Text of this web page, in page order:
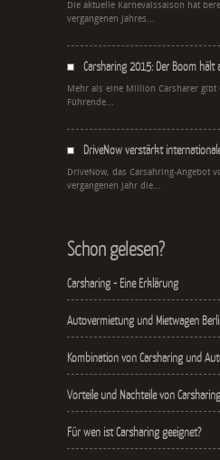
Die aktuelle Karnevalssaison hat
vergangenen Jahres...
Carsharing 2015: Der Boom hält
Mehr als eine Million Carsharer gibt
Führende...
DriveNow verstärkt
DriveNow, das Carsahring-Angebot
vergangenen Jahr die...
Schon gelesen?
Carsharing - Eine Erklärung
Autovermietung und Mietwagen
Kombination von Carsharing und
Vorteile und Nachteile von Carsharing
Für wen ist Carsharing geeignet?